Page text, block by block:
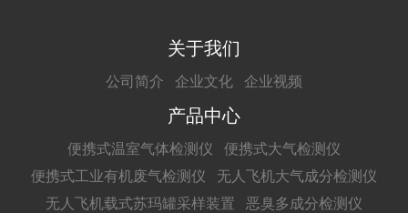
关于我们
公司简介 企业文化 企业视频
产品中心
便携式温室气体检测仪
便携式大气检测仪
便携式工业有机废气检测仪
无人飞机大气成分检测仪
无人飞机载式苏玛罐采样装置
恶臭多成分检测仪